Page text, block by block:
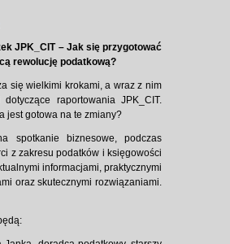
JPK_CIT – Jak się przygotować
rewolucję podatkową?
się wielkimi krokami, a wraz z nim
raportowania JPK_CIT.
jest gotowa na te zmiany?
spotkanie biznesowe, podczas
z zakresu podatków i księgowości
informacjami, praktycznymi
oraz skutecznymi rozwiązaniami.​